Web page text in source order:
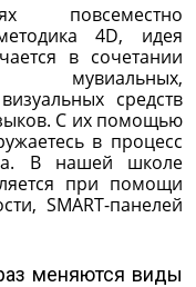
повсеместно
4D, идея
в сочетании
мувиальных,
средств
С их помощью
в процесс
В нашей школе
при помощи
SMART-панелей
меняются виды